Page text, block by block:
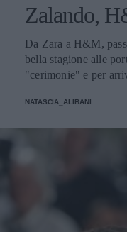
Zalando,
Da Zara a H&M,
bella stagione alle
"cerimonie" e per
NATASCIA_ALIBANI